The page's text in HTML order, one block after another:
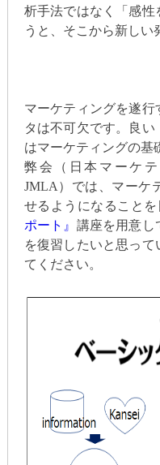
析手法ではなく「感性
うと、そこから新しい
マーケティングを遂
タは不可欠です。良
はマーケティングの基
弊会（日本マーケ
JMLA）では、マーケ
せるようになることを
ポート』 講座を用意し
を復習したいと思っ
てください。